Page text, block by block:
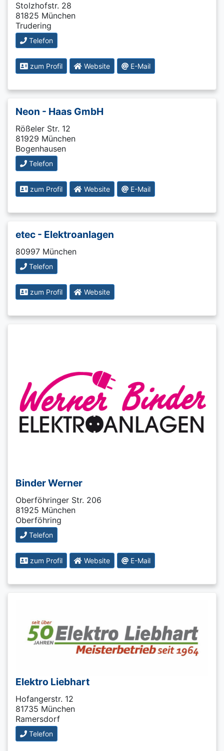
Stolzhofstr. 28
81825 München
Trudering
Telefon
zum Profil Website E-Mail
Neon - Haas GmbH
Rößeler Str. 12
81929 München
Bogenhausen
Telefon
zum Profil Website E-Mail
etec - Elektroanlagen
80997 München
Telefon
zum Profil Website
Binder Werner
Oberföhringer Str. 206
81925 München
Oberföhring
Telefon
zum Profil Website E-Mail
Elektro Liebhart
Hofangerstr. 12
81735 München
Ramersdorf
Telefon